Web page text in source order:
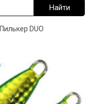
Пилькер DUO